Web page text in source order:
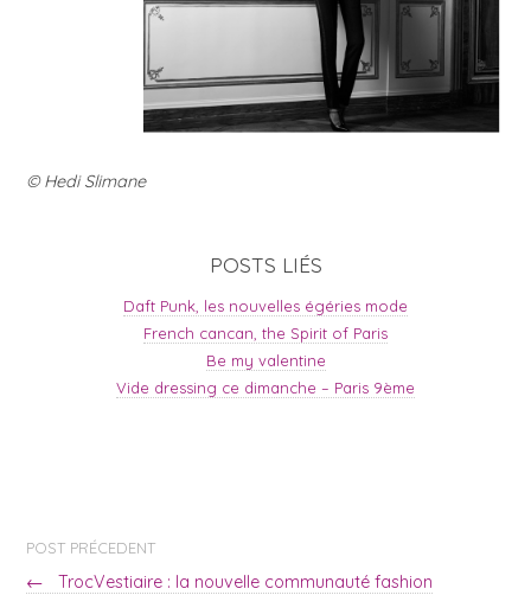
© Hedi Slimane
POSTS LIÉS
Daft Punk, les nouvelles égéries mode
French cancan, the Spirit of Paris
Be my valentine
Vide dressing ce dimanche – Paris 9ème
POST PRÉCEDENT
← TrocVestiaire : la nouvelle communauté fashion